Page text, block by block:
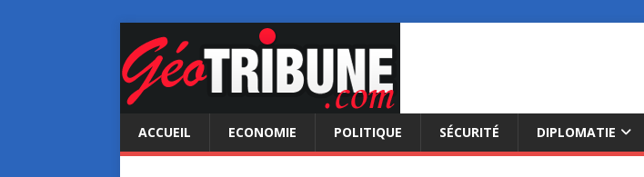
ACCUEIL ECONOMIE POLITIQUE SÉCURITÉ DIPLOMATIE